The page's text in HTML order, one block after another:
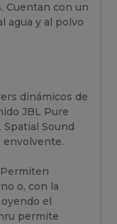
Cuentan con un
agua y al polvo
dinámicos de
JBL Pure
Spatial Sound
envolvente.
o, con la
el
permite